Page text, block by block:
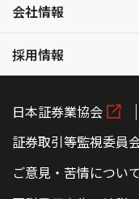
会社情報
採用情報
日本証券業協会
証券取引等監視委員
ご意見・苦情につい